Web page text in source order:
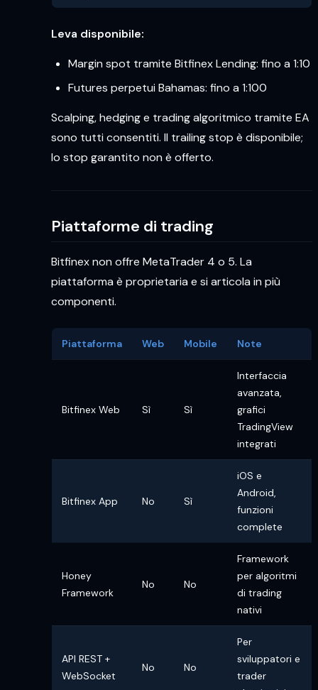
Leva disponibile:
Margin spot tramite Bitfinex Lending: fino a 1:10
Futures perpetui Bahamas: fino a 1:100
Scalping, hedging e trading algoritmico tramite EA
sono tutti consentiti. Il trailing stop è disponibile;
lo stop garantito non è offerto.
Piattaforme di trading
Bitfinex non offre MetaTrader 4 o 5. La
piattaforma è proprietaria e si articola in più
componenti.
Piattaforma Web Mobile Note
Bitfinex Web Sì Sì
Interfaccia
avanzata,
grafici
TradingView
integrati
Bitfinex App No Sì
iOS e
Android,
funzioni
complete
Honey
Framework
No No
Framework
per algoritmi
di trading
nativi
API REST +
WebSocket
No No
Per
sviluppatori e
trader